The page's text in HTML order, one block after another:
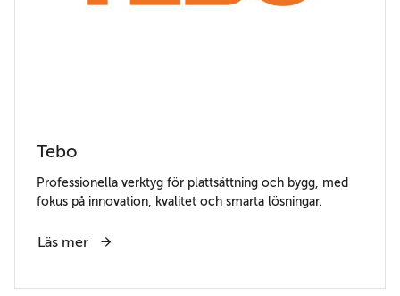
Tebo
Professionella verktyg för plattsättning och bygg, med
fokus på innovation, kvalitet och smarta lösningar.
Läs mer